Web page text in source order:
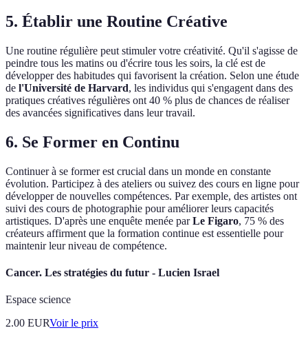
5. Établir une Routine Créative
Une routine régulière peut stimuler votre créativité. Qu'il s'agisse de
peindre tous les matins ou d'écrire tous les soirs, la clé est de
développer des habitudes qui favorisent la création. Selon une étude
de l'Université de Harvard, les individus qui s'engagent dans des
pratiques créatives régulières ont 40 % plus de chances de réaliser
des avancées significatives dans leur travail.
6. Se Former en Continu
Continuer à se former est crucial dans un monde en constante
évolution. Participez à des ateliers ou suivez des cours en ligne pour
développer de nouvelles compétences. Par exemple, des artistes ont
suivi des cours de photographie pour améliorer leurs capacités
artistiques. D'après une enquête menée parLe Figaro, 75 % des
créateurs affirment que la formation continue est essentielle pour
maintenir leur niveau de compétence.
Cancer. Les stratégies du futur - Lucien Israel
Espace science
2.00 EURVoir le prix